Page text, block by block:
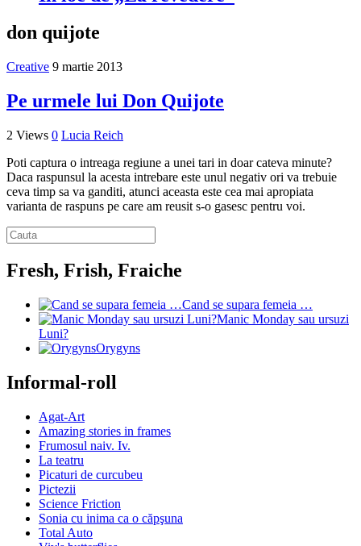
don quijote
Creative 9 martie 2013
Pe urmele lui Don Quijote
2 Views 0 Lucia Reich
Poti captura o intreaga regiune a unei tari in doar cateva minute?
Daca raspunsul la acesta intrebare este unul negativ ori va trebuie
ceva timp sa va ganditi, atunci aceasta este cea mai apropiata
varianta de raspuns pe care am reusit s-o gasesc pentru voi.
Fresh, Frish, Fraiche
Cand se supara femeia …
Manic Monday sau ursuzi
Luni?
Orygyns
Informal-roll
Agat-Art
Amazing stories in frames
Frumosul naiv. Iv.
La teatru
Picaturi de curcubeu
Pictezii
Science Friction
Sonia cu inima ca o căpşuna
Total Auto